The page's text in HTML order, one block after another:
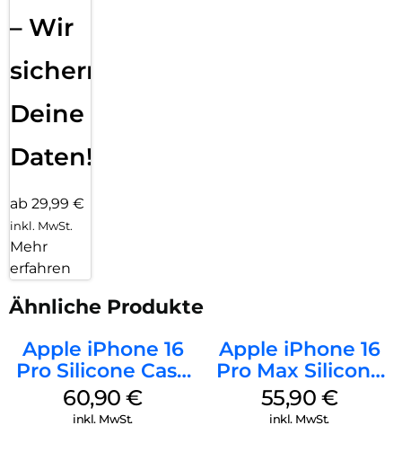
– Wir
sichern
Deine
Daten!
ab 29,99 €
inkl. MwSt.
Mehr
erfahren
Ähnliche Produkte
Apple iPhone 16
Pro Silicone Case
MagSafe Stone
Gray
60,90€
inkl. MwSt.
Apple iPhone 16
Pro Max Silicone
Case MagSafe
Stone Gray
55,90 €
inkl. MwSt.